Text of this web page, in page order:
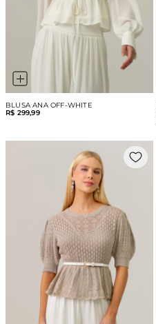
BLUSA ANA OFF-WHITE
R$ 299,99